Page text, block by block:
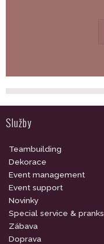
Služby
Teambuilding
Dekorace
Event management
Event support
Novinky
Special service & pranks
Zábava
Doprava